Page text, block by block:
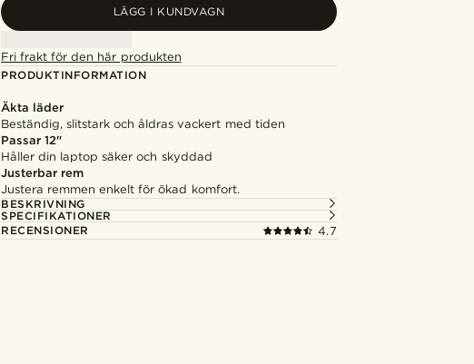
LÄGG I KUNDVAGN
Fri frakt för den här produkten
PRODUKTINFORMATION
Äkta läder
Beständig, slitstark och åldras vackert med tiden
Passar 12"
Håller din laptop säker och skyddad
Justerbar rem
Justera remmen enkelt för ökad komfort.
BESKRIVNING
SPECIFIKATIONER
RECENSIONER
4.7